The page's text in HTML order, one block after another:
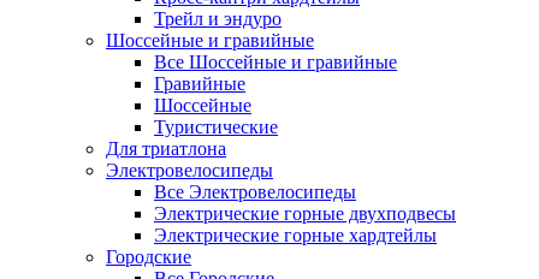
Трейл и эндуро
Шоссейные и гравийные
Все Шоссейные и гравийные
Гравийные
Шоссейные
Туристические
Для триатлона
Электровелосипеды
Все Электровелосипеды
Электрические горные двухподвесы
Электрические горные хардтейлы
Городские